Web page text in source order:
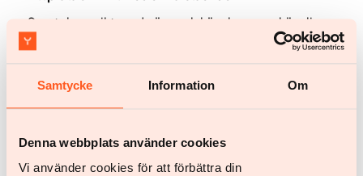
Samtycke Information Om
Denna webbplats använder cookies
Vi använder cookies för att förbättra din
Samtal om vikt med nära och kära kan vara känsliga
eftersom de ofta är förknippade med stigma och
hanteras med empati kan dessa samtal stärka
förtroendet och uppmuntra till hälsosammare vanor.